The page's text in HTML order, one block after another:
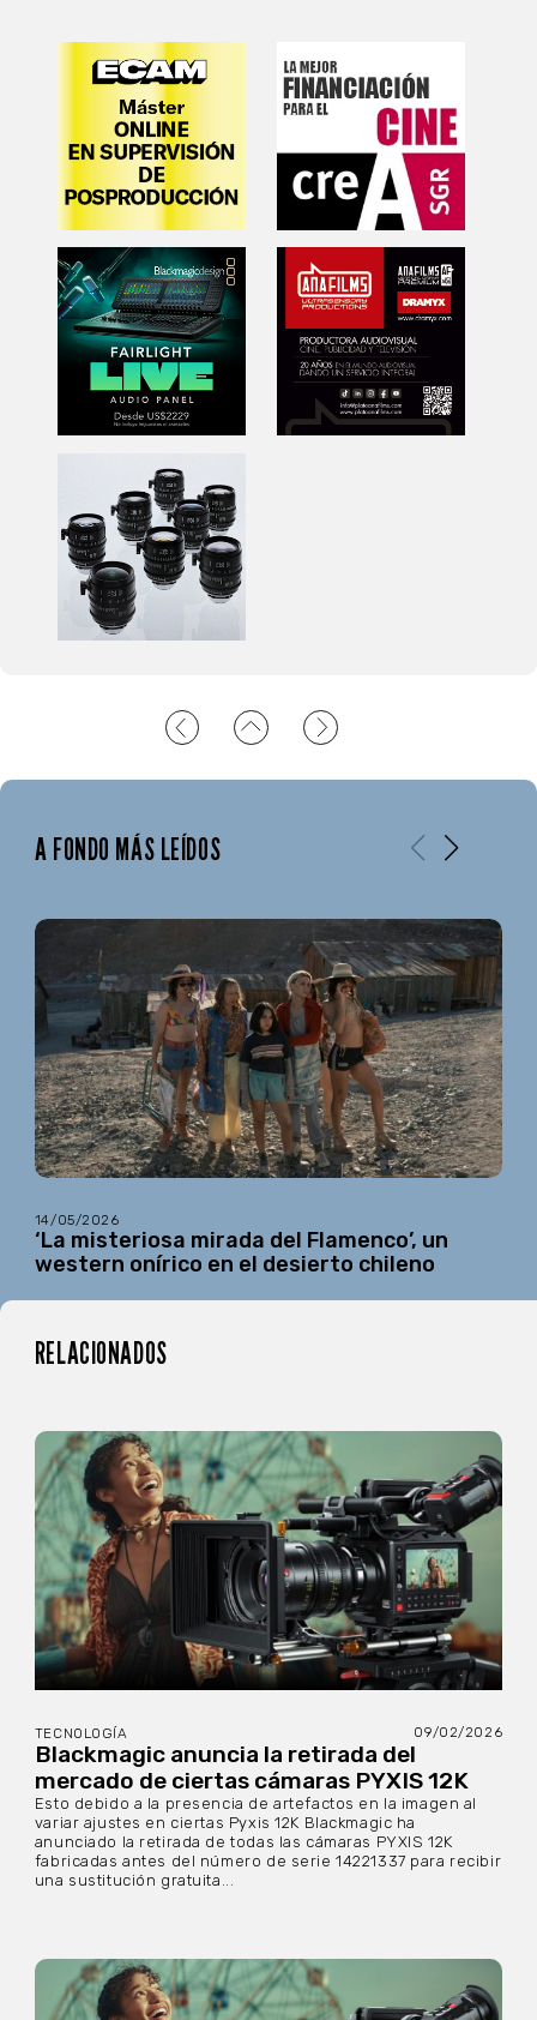
A FONDO MÁS LEÍDOS
14/05/2026
‘La misteriosa mirada del Flamenco’, un
western onírico en el desierto chileno
RELACIONADOS
TECNOLOGÍA 09/02/2026
Blackmagic anuncia la retirada del
mercado de ciertas cámaras PYXIS 12K
Esto debido a la presencia de artefactos en la imagen al
variar ajustes en ciertas Pyxis 12K Blackmagic ha
anunciado la retirada de todas las cámaras PYXIS 12K
fabricadas antes del número de serie 14221337 para recibir
una sustitución gratuita...